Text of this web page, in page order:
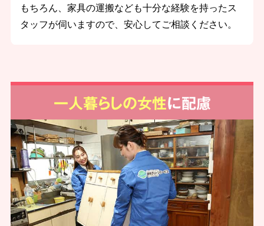
もちろん、家具の運搬なども十分な経験を持ったス
タッフが伺いますので、安心してご相談ください。
一人暮らしの女性に配慮